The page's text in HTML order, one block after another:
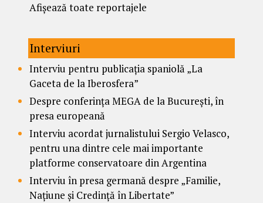
Afișează toate reportajele
Interviuri
Interviu pentru publicația spaniolă „La
Gaceta de la Iberosfera”
Despre conferința MEGA de la București, în
presa europeană
Interviu acordat jurnalistului Sergio Velasco,
pentru una dintre cele mai importante
platforme conservatoare din Argentina
Interviu în presa germană despre „Familie,
Națiune și Credință în Libertate”